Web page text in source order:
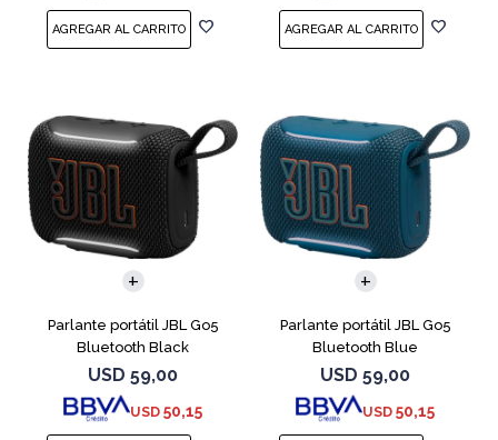
Parlante portátil JBL Go5
Bluetooth Black
USD 59,00
USD 50,15
Parlante portátil JBL Go5
Bluetooth Blue
USD 59,00
USD 50,15